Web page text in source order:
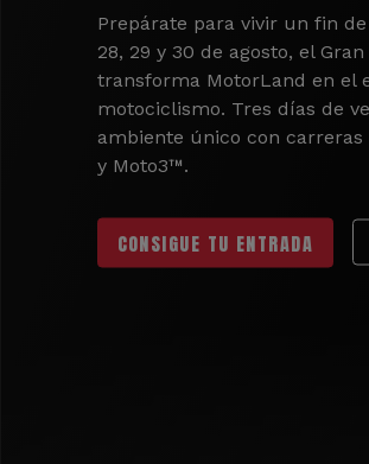
Prepárate para vivir un fin
28, 29 y 30 de agosto, el
transforma MotorLand en el
motociclismo. Tres días de
ambiente único con carreras
y Moto3™.
CONSIGUE TU ENTRADA